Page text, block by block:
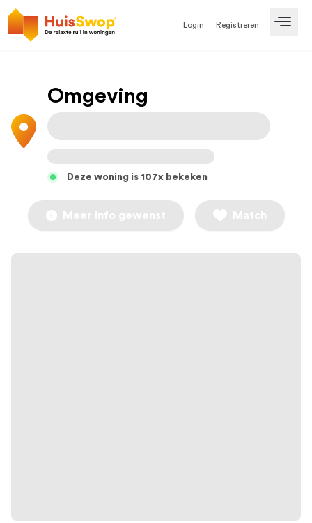
Login Registreren
Omgeving
Deze woning is 107x bekeken
Meer info gewenst Match